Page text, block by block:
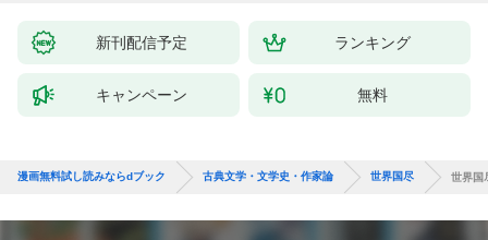
新刊配信予定 ランキング
キャンペーン 無料
漫画無料試し読みならdブック 古典文学・文学史・作家論 世界国尽 世界